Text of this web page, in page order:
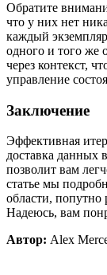
Обратите
что у них нет
каждый
одного и того же
через контекст,
управление
Заключение
Эффективная
доставка данных
позволит вам
статье мы
области, попутно
Надеюсь, вам
Автор: Alex